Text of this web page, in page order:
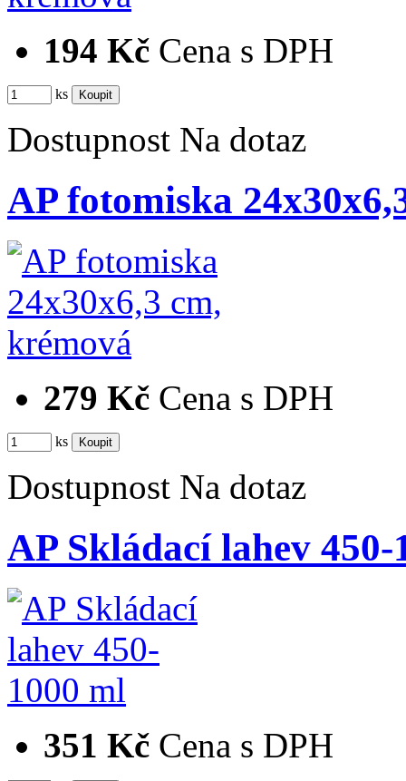
194 Kč Cena s DPH
ks
Dostupnost Na dotaz
AP fotomiska
279 Kč Cena s DPH
ks
Dostupnost Na dotaz
AP Skládací lahev 450-
351 Kč Cena s DPH